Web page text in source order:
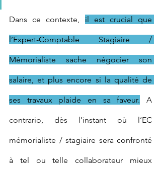
Dans ce contexte, il est crucial que
l’Expert-Comptable Stagiaire /
Mémorialiste sache négocier son
salaire, et plus encore si la qualité de
ses travaux plaide en sa faveur. A
contrario, dès l’instant où l’EC
mémorialiste / stagiaire sera confronté
à tel ou telle collaborateur mieux